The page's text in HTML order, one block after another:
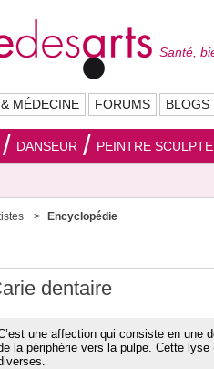
Santé,
MÉDECINE FORUMS BLOGS
DANSEUR PEINTRE
Encyclopédie
dentaire
une affection qui consiste en une
la périphérie vers la pulpe. Cette